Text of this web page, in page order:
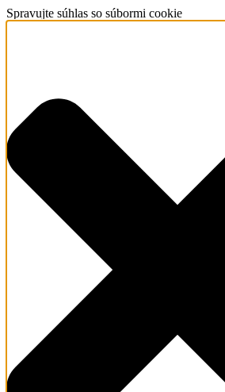
Spravujte súhlas so súbormi cookie